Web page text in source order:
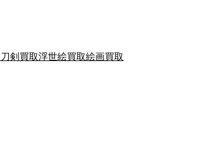
刀剣買取浮世絵買取絵画買取